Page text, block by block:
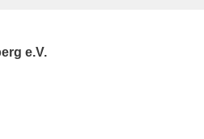
e.V.